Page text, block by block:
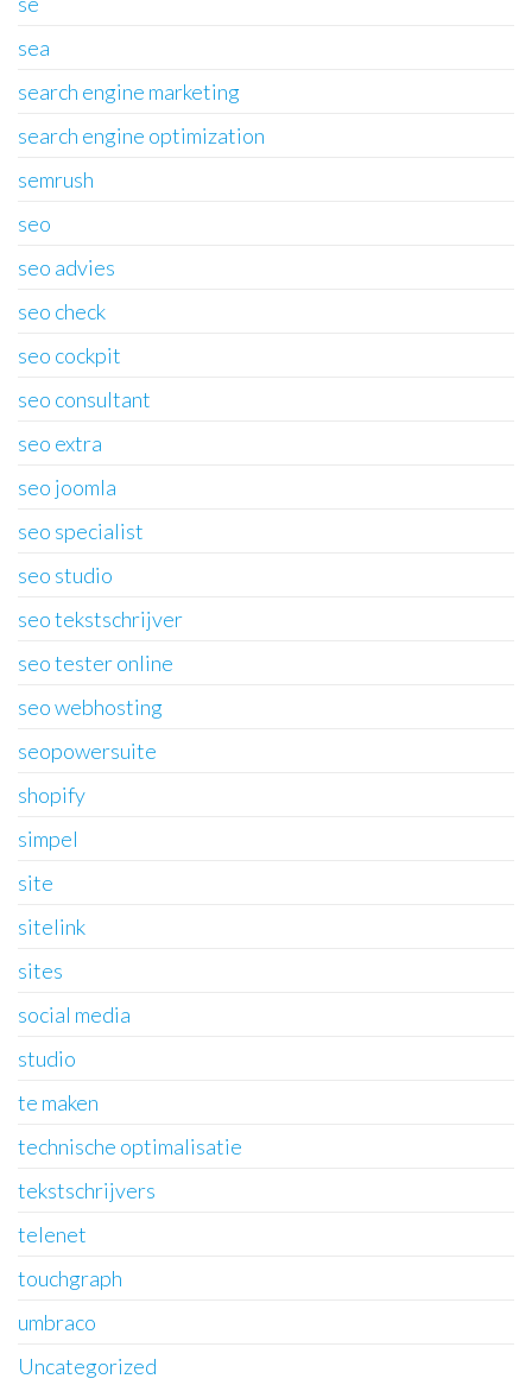
sea
search engine marketing
search engine optimization
semrush
seo
seo advies
seo check
seo cockpit
seo consultant
seo extra
seo joomla
seo specialist
seo studio
seo tekstschrijver
seo tester online
seo webhosting
seopowersuite
shopify
simpel
site
sitelink
sites
social media
studio
te maken
technische optimalisatie
tekstschrijvers
telenet
touchgraph
umbraco
Uncategorized